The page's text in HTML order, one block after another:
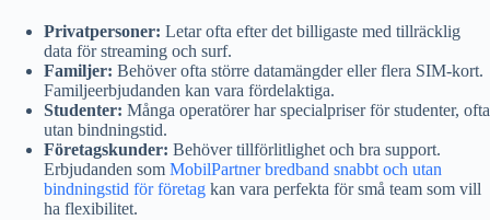
Privatpersoner: Letar ofta efter det billigaste med tillräcklig
data för streaming och surf.
Familjer: Behöver ofta större datamängder eller flera SIM-kort.
Familjeerbjudanden kan vara fördelaktiga.
Studenter: Många operatörer har specialpriser för studenter, ofta
utan bindningstid.
Företagskunder: Behöver tillförlitlighet och bra support.
Erbjudanden som MobilPartner bredband snabbt och utan
bindningstid för företag kan vara perfekta för små team som vill
ha flexibilitet.